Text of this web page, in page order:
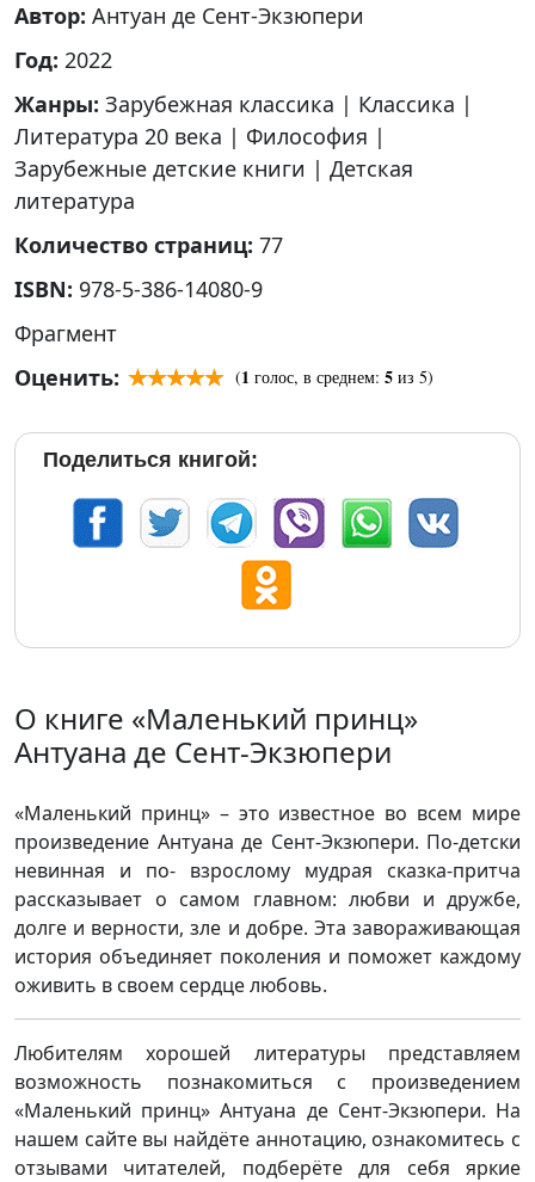
Автор: Антуан де Сент-Экзюпери
Год: 2022
Жанры: Зарубежная классика | Классика |
Литература 20 века | Философия |
Зарубежные детские книги | Детская
литература
Количество страниц: 77
ISBN: 978-5-386-14080-9
Фрагмент
Оценить:
(1 голос, в среднем: 5 из 5)
Поделиться книгой:
О книге «Маленький принц»
Антуана де Сент-Экзюпери
«Маленький принц» – это известное во всем мире
произведение Антуана де Сент-Экзюпери. По-детски
невинная и по- взрослому мудрая сказка-притча
рассказывает о самом главном: любви и дружбе,
долге и верности, зле и добре. Эта завораживающая
история объединяет поколения и поможет каждому
оживить в своем сердце любовь.
Любителям хорошей литературы представляем
возможность познакомиться с произведением
«Маленький принц» Антуана де Сент-Экзюпери. На
нашем сайте вы найдёте аннотацию, ознакомитесь с
отзывами читателей, подберёте для себя яркие